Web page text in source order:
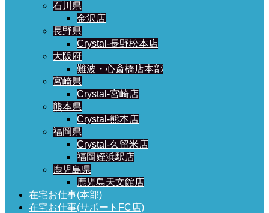
石川県
金沢店
長野県
Crystal-長野松本店
大阪府
難波・心斎橋店本部
宮崎県
Crystal-宮崎店
熊本県
Crystal-熊本店
福岡県
Crystal-久留米店
福岡姪浜駅店
鹿児島県
鹿児島天文館店
在宅お仕事(本部)
在宅お仕事(サポートFC店)